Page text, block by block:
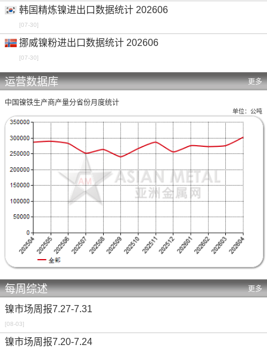
韩国精炼镍进出口数据统计 202606
[07-30]
挪威镍粉进出口数据统计 202606
[07-30]
运营数据库 更多
中国镍铁生产商产量分省份月度统计
单位：公吨
每周综述 更多
镍市场周报7.27-7.31
[08-03]
镍市场周报7.20-7.24